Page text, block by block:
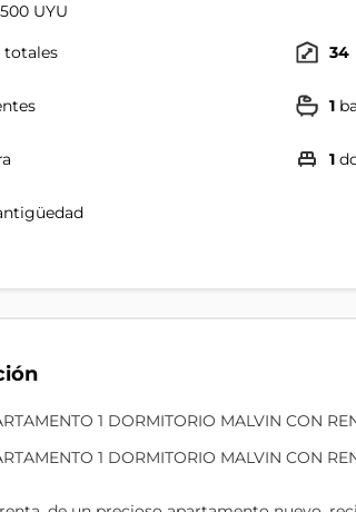
UYU
totales 34
1
1
1 DORMITORIO MALVIN CON
1 DORMITORIO MALVIN CON